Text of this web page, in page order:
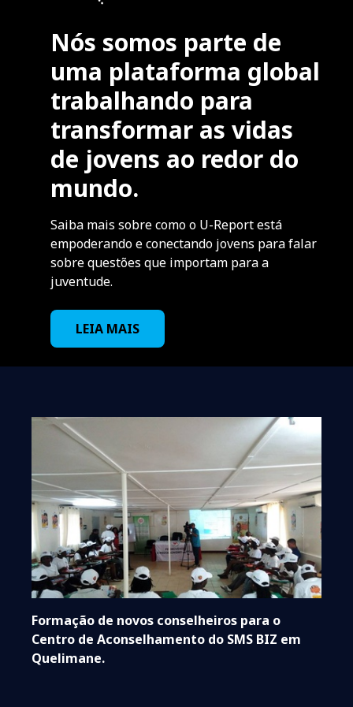
Nós somos parte de
uma plataforma global
trabalhando para
transformar as vidas
de jovens ao redor do
mundo.
Saiba mais sobre como o U-Report está
empoderando e conectando jovens para falar
sobre questões que importam para a
juventude.
LEIA MAIS
Formação de novos conselheiros para o
Centro de Aconselhamento do SMS BIZ em
Quelimane.